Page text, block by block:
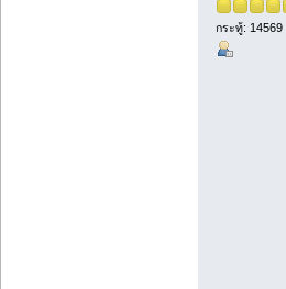
กระทู้: 14569